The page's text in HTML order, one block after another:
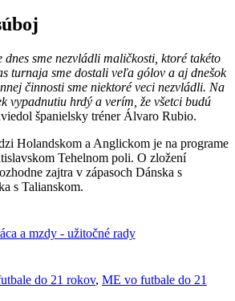
dnes sme nezvládli maličkosti, ktoré takéto
turnaja sme dostali veľa gólov a aj dnešok
činnosti sme niektoré veci nezvládli. Na
vypadnutiu hrdý a verím, že všetci budú
španielsky tréner Álvaro Rubio.
Holandskom a Anglickom je na programe
Tehelnom poli. O zložení
zajtra v zápasoch Dánska s
s Talianskom.
do 21 rokov, ME vo futbale do 21